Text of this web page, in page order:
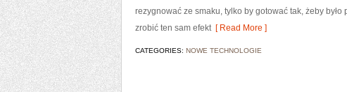
rezygnować ze smaku, tylko by gotować tak, żeby
zrobić ten sam efekt[ Read More ]
CATEGORIES: NOWE TECHNOLOGIE